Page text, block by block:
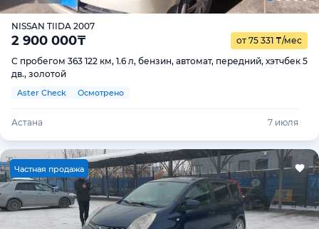
NISSAN TIIDA 2007
2 900 000₸ от 75 331 ₸/мес
С пробегом 363 122 км, 1.6 л, бензин, автомат, передний, хэтчбек 5
дв., золотой
Aster Check Осмотрено
Астана 7 июля
Частная продажа